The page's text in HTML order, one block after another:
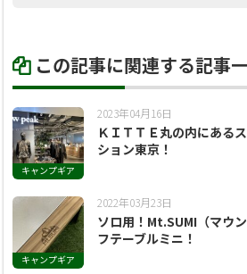
この記事に関連する記事
キャンプギア
2023年04月16日
ＫＩＴＴＥ丸の内にある
ション東京！
キャンプギア
2022年03月23日
ソロ用！Mt.SUMI（マウ
フテーブルミニ！